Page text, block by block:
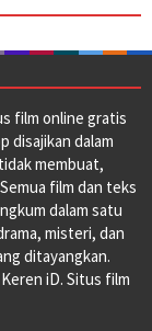
film online gratis
disajikan dalam
membuat,
film dan teks
dalam satu
misteri, dan
ditayangkan.
iD. Situs film